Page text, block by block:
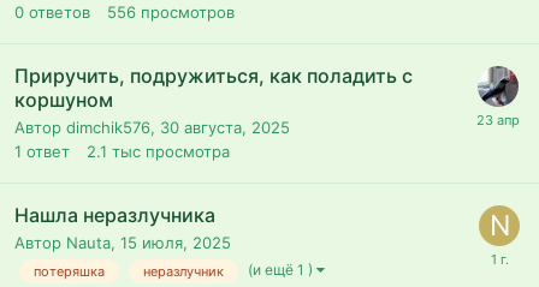
0 ответов 556 просмотров
Приручить, подружиться, как поладить с
коршуном
Автор dimchik576, 30 августа, 2025
1 ответ 2.1 тыс просмотра
Нашла неразлучника
Автор Nauta, 15 июля, 2025
потеряшка неразлучник (и ещё 1 )